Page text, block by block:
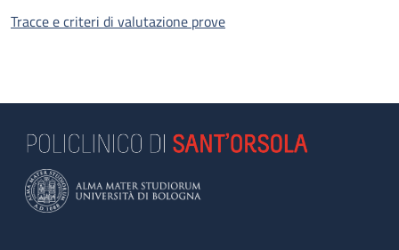
Tracce e criteri di valutazione prove